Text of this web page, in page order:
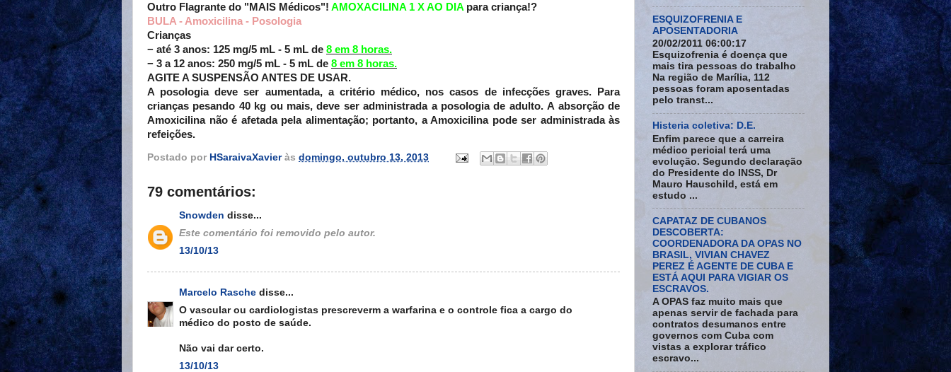
Outro Flagrante do "MAIS Médicos"! AMOXACILINA 1 X AO DIA para criança!?
BULA - Amoxicilina - Posologia
Crianças
− até 3 anos: 125 mg/5 mL - 5 mL de 8 em 8 horas.
− 3 a 12 anos: 250 mg/5 mL - 5 mL de 8 em 8 horas.
AGITE A SUSPENSÃO ANTES DE USAR.
A posologia deve ser aumentada, a critério médico, nos casos de infecções graves. Para
crianças pesando 40 kg ou mais, deve ser administrada a posologia de adulto. A absorção de
Amoxicilina não é afetada pela alimentação; portanto, a Amoxicilina pode ser administrada às
refeições.
Postado por HSaraivaXavier às domingo, outubro 13, 2013
79 comentários:
Snowden disse...
Este comentário foi removido pelo autor.
13/10/13
Marcelo Rasche disse...
O vascular ou cardiologistas prescreverm a warfarina e o controle fica a cargo do
médico do posto de saúde.
Não vai dar certo.
13/10/13
ESQUIZOFRENIA E
APOSENTADORIA
20/02/2011 06:00:17
Esquizofrenia é doença que
mais tira pessoas do trabalho
Na região de Marília, 112
pessoas foram aposentadas
pelo transt...
Histeria coletiva: D.E.
Enfim parece que a carreira
médico pericial terá uma
evolução. Segundo declaração
do Presidente do INSS, Dr
Mauro Hauschild, está em
estudo ...
CAPATAZ DE CUBANOS
DESCOBERTA:
COORDENADORA DA OPAS NO
BRASIL, VIVIAN CHAVEZ
PEREZ É AGENTE DE CUBA E
ESTÁ AQUI PARA VIGIAR OS
ESCRAVOS.
A OPAS faz muito mais que
apenas servir de fachada para
contratos desumanos entre
governos com Cuba com
vistas a explorar tráfico
escravo...